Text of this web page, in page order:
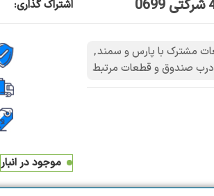
اشتراک گذاری:
,
درب صندوق و قطعات مرتبط
موجود در انبار